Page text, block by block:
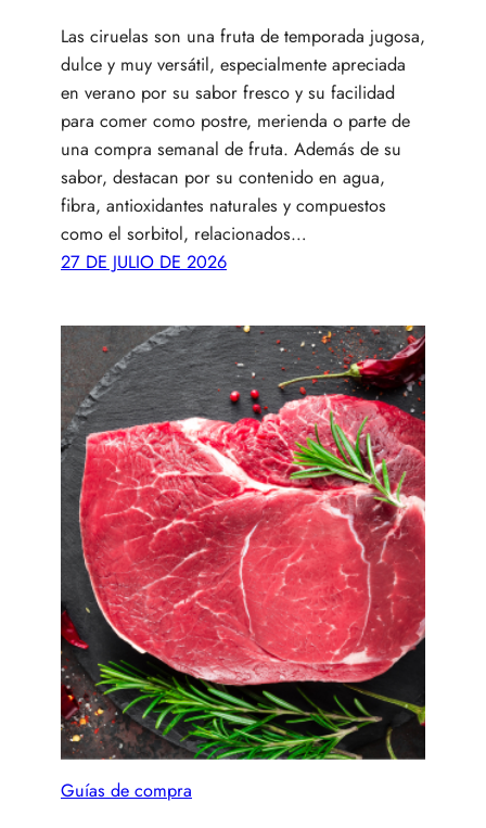
Las ciruelas son una fruta de temporada jugosa,
dulce y muy versátil, especialmente apreciada
en verano por su sabor fresco y su facilidad
para comer como postre, merienda o parte de
una compra semanal de fruta. Además de su
sabor, destacan por su contenido en agua,
fibra, antioxidantes naturales y compuestos
como el sorbitol, relacionados…
27 DE JULIO DE 2026
Guías de compra